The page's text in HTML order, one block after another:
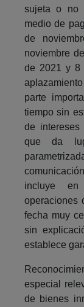
sujeta o no
medio de
de
noviembre
de 2021 y 8
parte
tiempo sin
de
que da
incluye
operaciones
fecha muy
sin
establece
especial
de bienes